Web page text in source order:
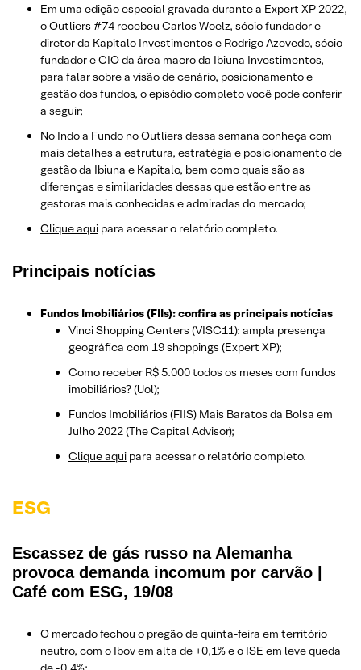
Em uma edição especial gravada durante a Expert XP 2022,
o Outliers #74 recebeu Carlos Woelz, sócio fundador e
diretor da Kapitalo Investimentos e Rodrigo Azevedo, sócio
fundador e CIO da área macro da Ibiuna Investimentos,
para falar sobre a visão de cenário, posicionamento e
gestão dos fundos, o episódio completo você pode conferir
a seguir;
No Indo a Fundo no Outliers dessa semana conheça com
mais detalhes a estrutura, estratégia e posicionamento de
gestão da Ibiuna e Kapitalo, bem como quais são as
diferenças e similaridades dessas que estão entre as
gestoras mais conhecidas e admiradas do mercado;
Clique aqui para acessar o relatório completo.
Principais notícias
Fundos Imobiliários (FIIs): confira as principais notícias
Vinci Shopping Centers (VISC11): ampla presença
geográfica com 19 shoppings (Expert XP);
Como receber R$ 5.000 todos os meses com fundos
imobiliários? (Uol);
Fundos Imobiliários (FIIS) Mais Baratos da Bolsa em
Julho 2022 (The Capital Advisor);
Clique aqui para acessar o relatório completo.
ESG
Escassez de gás russo na Alemanha
provoca demanda incomum por carvão |
Café com ESG, 19/08
O mercado fechou o pregão de quinta-feira em território
neutro, com o Ibov em alta de +0,1% e o ISE em leve queda